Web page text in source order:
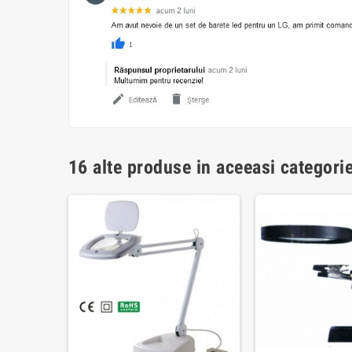
16 alte produse in aceeasi